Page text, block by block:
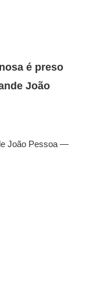
é preso
João
João Pessoa —